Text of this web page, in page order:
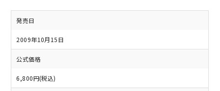
発売日
2009年10月15日
公式価格
6,800円(税込)